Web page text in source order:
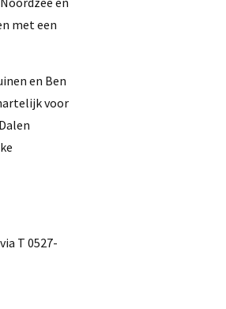
met een
en Ben
voor
T 0527-